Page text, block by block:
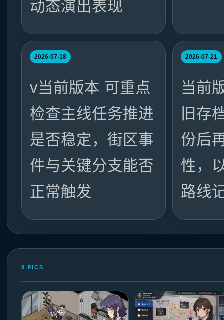
动态演出表现
2026-07-18
v当前版本 可重点
检查主线任务推进
是否稳定，街区事
件与关键分支能否
正常触发
2026-07-21
当前
旧存
份后
性，
路线
8 PICS